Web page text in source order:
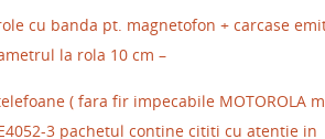
cu banda pt. magnetofon + carcase
la rola 10 cm –
( fara fir impecabile MOTOROLA
3 pachetul contine cititi cu atentie in